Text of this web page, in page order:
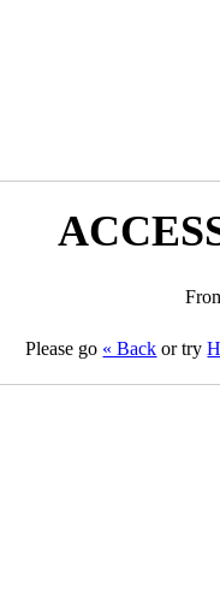
Please go « Back or try